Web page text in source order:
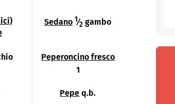
Sedano 1⁄2 gambo
Peperoncino fresco
1
Pepe q.b.